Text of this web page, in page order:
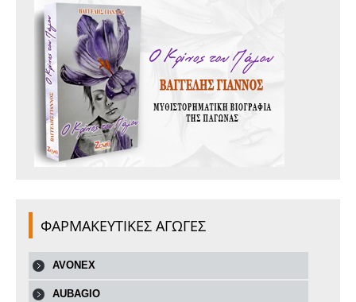
ΦΑΡΜΑΚΕΥΤΙΚΕΣ ΑΓΩΓΕΣ
AVONEX
AUBAGIO